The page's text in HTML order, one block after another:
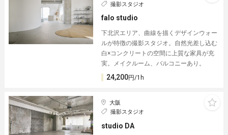
撮影スタジオ
falo studio
下北沢エリア、曲線を描くデザインウォー
ルが特徴の撮影スタジオ。自然光差し込む
白×コンクリートの空間に上質な家具が充
実。メイクルーム、バルコニーあり。
24,200円/1h
大阪
撮影スタジオ
studio DA